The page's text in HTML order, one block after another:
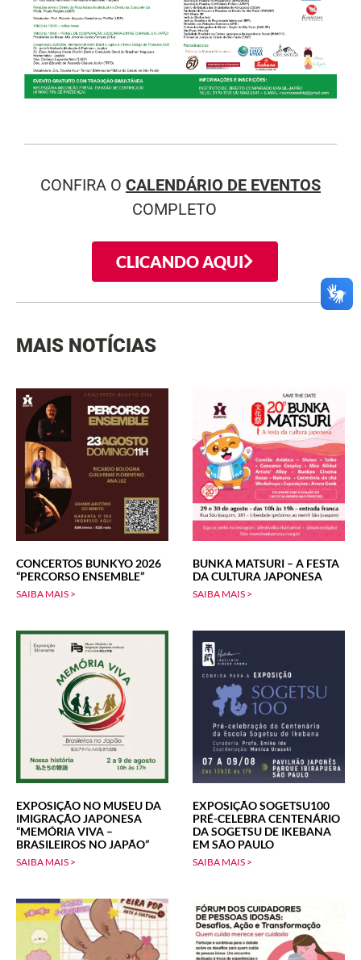
CONFIRA O CALENDÁRIO DE EVENTOS
COMPLETO
CLICANDO AQUI
MAIS NOTÍCIAS
CONCERTOS BUNKYO 2026
“PERCORSO ENSEMBLE”
SAIBA MAIS >
BUNKA MATSURI – A FESTA
DA CULTURA JAPONESA
SAIBA MAIS >
EXPOSIÇÃO NO MUSEU DA
IMIGRAÇÃO JAPONESA
“MEMÓRIA VIVA –
BRASILEIROS NO JAPÃO”
SAIBA MAIS >
EXPOSIÇÃO SOGETSU100
PRÉ-CELEBRA CENTENÁRIO
DA SOGETSU DE IKEBANA
EM SÃO PAULO
SAIBA MAIS >